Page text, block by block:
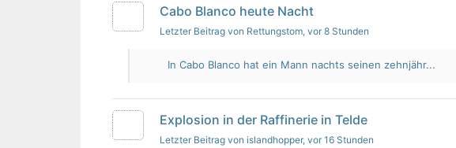
Cabo Blanco heute Nacht
Letzter Beitrag von Rettungstom, vor 8 Stunden
In Cabo Blanco hat ein Mann nachts seinen zehnjähr...
Explosion in der Raffinerie in Telde
Letzter Beitrag von islandhopper, vor 16 Stunden